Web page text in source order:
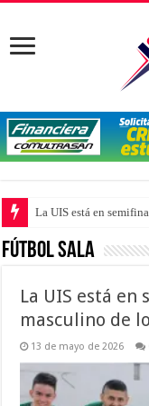
La UIS está en
Fútbol Sala
La UIS está
masculino de
13 de mayo de 2026